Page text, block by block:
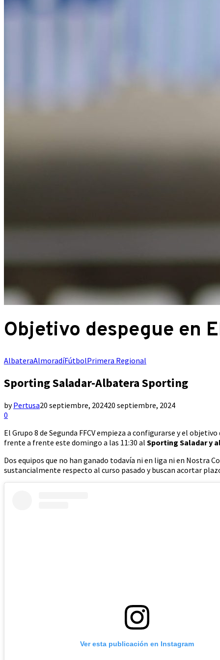
Objetivo despegue en
AlbateraAlmoradíFútbolPrimera Regional
Sporting Saladar-Albatera Sporting
byPertusa20 septiembre, 202420 septiembre, 2024
0
El Grupo 8 de Segunda FFCV empieza a configurarse y el
frente a frente este domingo a las 11:30 al Sporting Saladar y
Dos equipos que no han ganado todavía ni en liga ni en Nostra
sustancialmente respecto al curso pasado y buscan acortar
Ver esta publicación en Instagram